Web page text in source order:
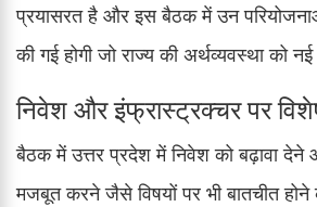
प्रयासरत है और इस बैठक में उन
की गई होगी जो राज्य की अर्थव्यवस्था को
निवेश और इंफ्रास्ट्रक्चर पर
बैठक में उत्तर प्रदेश में निवेश को बढ़ावा देने
मजबूत करने जैसे विषयों पर भी बातचीत होने